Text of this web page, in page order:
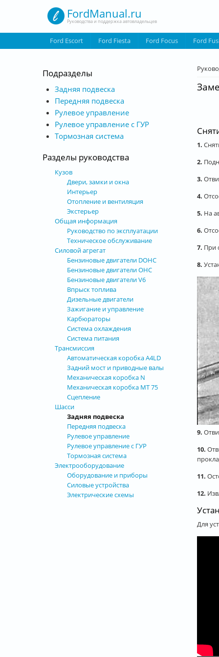
FordManual.ru
Руководства и поддержка автовладельцев
Ford Escort Ford Fiesta Ford Focus Ford
Вы
1.
2.
3.
4.
5. На
6.
7. При
8.
9.
10.
11.
12.
Для
Подразделы
Задняя подвеска
Передняя подвеска
Рулевое управление
Рулевое управление с ГУР
Тормозная система
Разделы руководства
Кузов
Двери, замки и окна
Интерьер
Отопление и вентиляция
Экстерьер
Общая информация
Руководство по эксплуатации
Техническое обслуживание
Силовой агрегат
Бензиновые двигатели DOHC
Бензиновые двигатели OHC
Бензиновые двигатели V6
Впрыск топлива
Дизельные двигатели
Зажигание и управление
Карбюраторы
Система охлаждения
Система питания
Трансмиссия
Автоматическая коробка А4LD
Задний мост и приводные валы
Механическая коробка N
Механическая коробка МТ 75
Сцепление
Шасси
Задняя подвеска
Передняя подвеска
Рулевое управление
Рулевое управление с ГУР
Тормозная система
Электрооборудование
Оборудование и приборы
Силовые устройства
Электрические схемы